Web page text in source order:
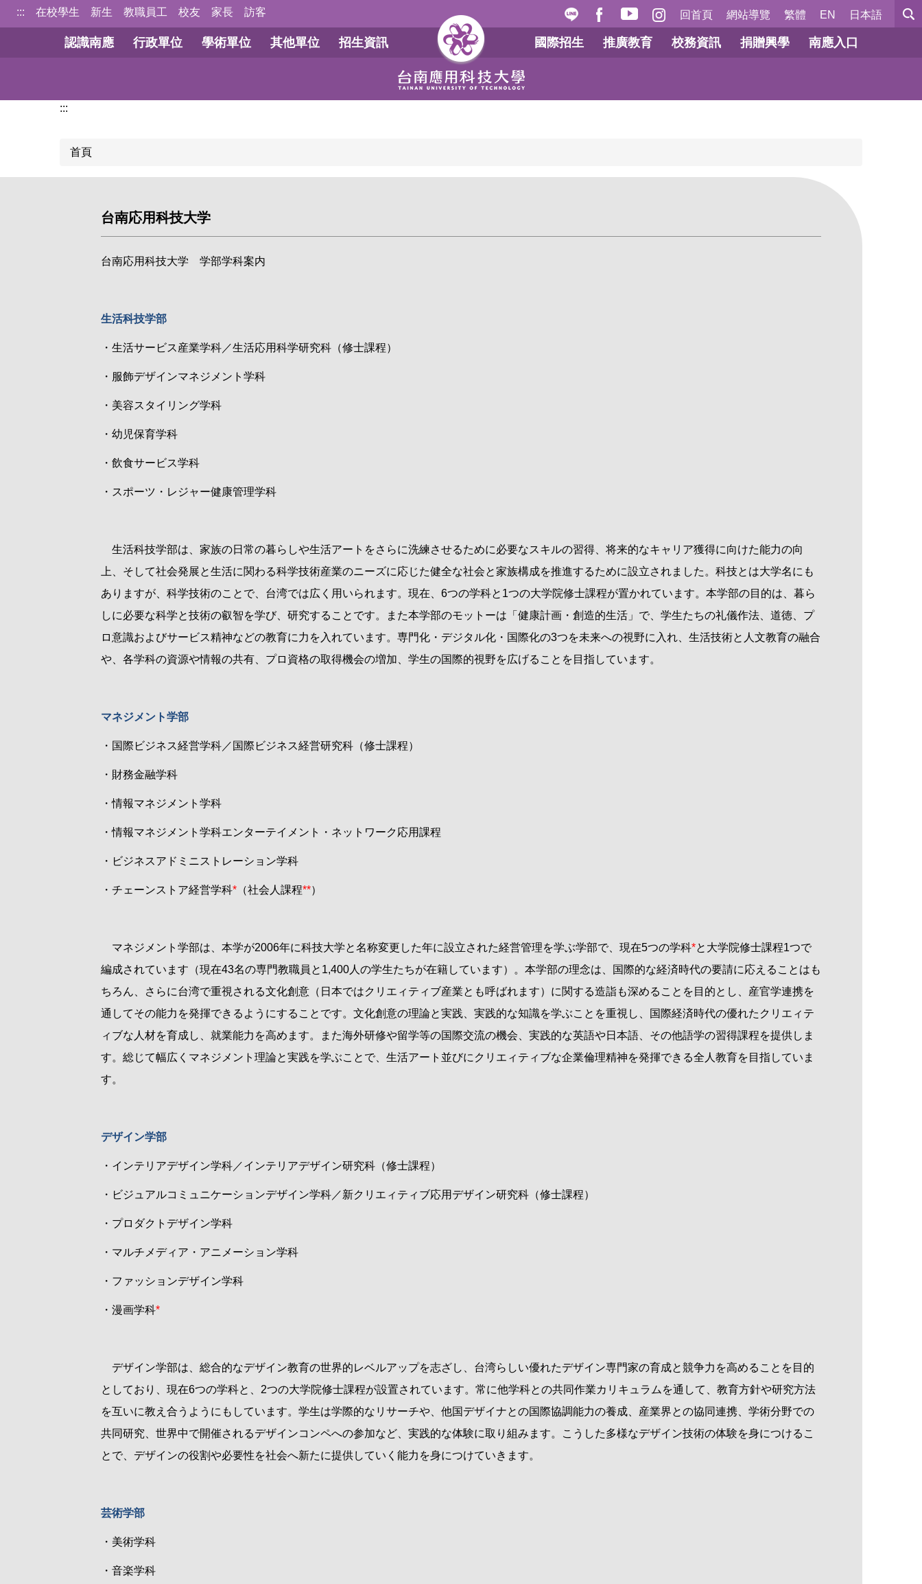
到
回首頁 網站導覽 繁體 EN 日本語
認識南應 行政單位 學術單位 其他單位 招生資訊 國際招生 推廣教育 校務資訊 捐贈興學 南應入口
::: 在校學生 新生 教職員工 校友 家長 訪客
:::
首頁
台南応用科技大学
台南応用科技大学 学部学科案内
生活科技学部
・生活サービス産業学科／生活応用科学研究科（修士課程）
・服飾デザインマネジメント学科
・美容スタイリング学科
・幼児保育学科
・飲食サービス学科
・スポーツ・レジャー健康管理学科
生活科技学部は、家族の日常の暮らしや生活アートをさらに洗練させるために必要なスキルの習得、将来的なキャリア獲得に向けた能力の向
上、そして社会発展と生活に関わる科学技術産業のニーズに応じた健全な社会と家族構成を推進するために設立されました。科技とは大学名にも
ありますが、科学技術のことで、台湾では広く用いられます。現在、 6つの学科と 1つの大学院修士課程が置かれています。本学部の目的は、暮ら
しに必要な科学と技術の叡智を学び、研究することです。また本学部のモットーは「健康計画・創造的生活」で、学生たちの礼儀作法、道徳、プ
ロ意識およびサービス精神などの教育に力を入れています。専門化・デジタル化・国際化の3つを未来への視野に入れ、生活技術と人文教育の融合
や、各学科の資源や情報の共有、プロ資格の取得機会の増加、学生の国際的視野を広げることを目指しています。
マネジメント学部
・国際ビジネス経営学科／国際ビジネス経営研究科（修士課程）
・財務金融学科
・情報マネジメント学科
・情報マネジメント学科エンターテイメント・ネットワーク応用課程
・ビジネスアドミニストレーション学科
・チェーンストア経営学科* （社会人課程**）
マネジメント学部は、本学が2006年に科技大学と名称変更した年に設立された経営管理を学ぶ学部で、現在5つの学科*と大学院修士課程1つで
編成されています（現在43名の専門教職員と 1,400人の学生たちが在籍しています）。本学部の理念は、国際的な経済時代の要請に応えることはも
ちろん、さらに台湾で重視される文化創意（日本ではクリエィティブ産業とも呼ばれます）に関する造詣も深めることを目的とし、産官学連携を
通してその能力を発揮できるようにすることです。文化創意の理論と実践、実践的な知識を学ぶことを重視し、国際経済時代の優れたクリエィテ
ィブな人材を育成し、就業能力を高めます。また海外研修や留学等の国際交流の機会、実践的な英語や日本語、その他語学の習得課程を提供しま
す。総じて幅広くマネジメント理論と実践を学ぶことで、生活アート並びにクリエィティブな企業倫理精神を発揮できる全人教育を目指していま
す。
デザイン学部
・インテリアデザイン学科／インテリアデザイン研究科（修士課程）
・ビジュアルコミュニケーションデザイン学科／新クリエィティブ応用デザイン研究科（修士課程）
・プロダクトデザイン学科
・マルチメディア・アニメーション学科
・ファッションデザイン学科
・漫画学科*
デザイン学部は、総合的なデザイン教育の世界的レベルアップを志ざし、台湾らしい優れたデザイン専門家の育成と競争力を高めることを目的
としており、現在6つの学科と、 2つの大学院修士課程が設置されています。常に他学科との共同作業カリキュラムを通して、教育方針や研究方法
を互いに教え合うようにもしています。学生は学際的なリサーチや、他国デザイナとの国際協調能力の養成、産業界との協同連携、学術分野での
共同研究、世界中で開催されるデザインコンペへの参加など、実践的な体験に取り組みます。こうした多様なデザイン技術の体験を身につけるこ
とで、デザインの役割や必要性を社会へ新たに提供していく能力を身につけていきます。
芸術学部
・美術学科
・音楽学科